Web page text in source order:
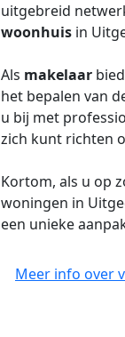
uitgebreid
woonhuis in
Als makelaar
het bepalen van
u bij met
zich kunt richten
Kortom, als u op
woningen in
een unieke
Meer info over